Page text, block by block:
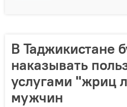
В Таджикистане
наказывать
услугами "жриц
мужчин